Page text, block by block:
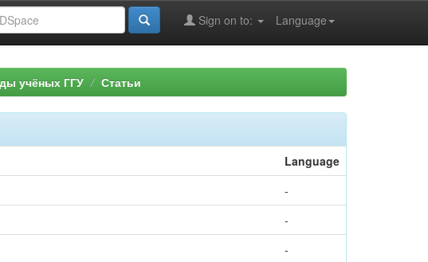
Language
Sign on to:
учёных ГГУ Статьи
Language
-
-
-